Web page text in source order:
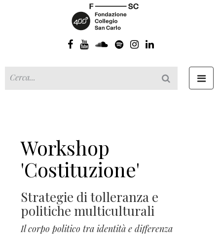
Workshop
'Costituzione'
Strategie di tolleranza e
politiche multiculturali
Il corpo politico tra identità e differenza